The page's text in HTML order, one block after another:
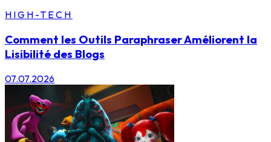
HIGH-TECH
Comment les Outils Paraphraser Améliorent la
Lisibilité des Blogs
07.07.2026